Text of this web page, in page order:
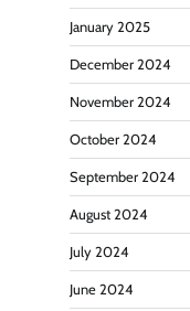
January 2025
December 2024
November 2024
October 2024
September 2024
August 2024
July 2024
June 2024